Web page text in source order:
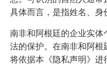
具体而言，是指姓名、身
南非和阿根廷的企业实
法的保护。在南非和阿
将依据本《隐私声明》进